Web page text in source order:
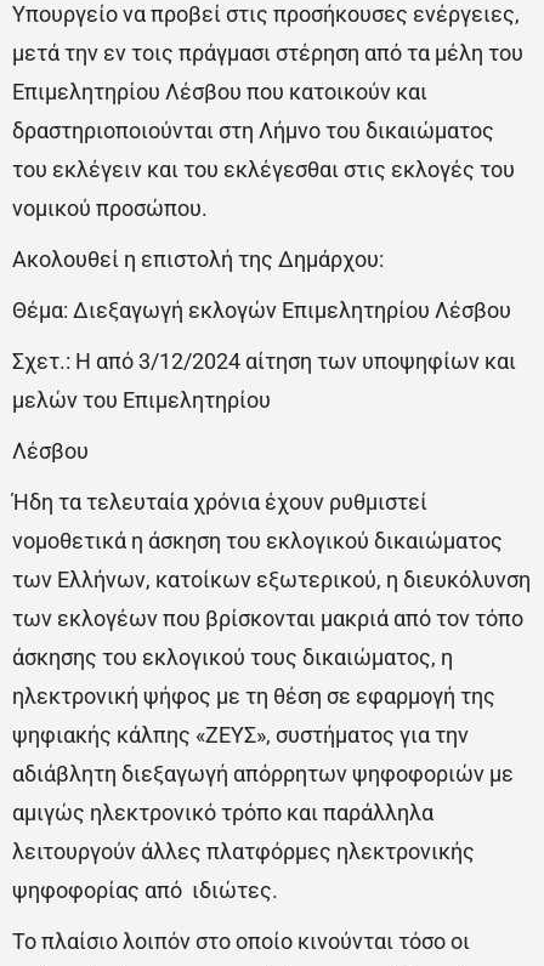
Υπουργείο να προβεί στις προσήκουσες ενέργειες,
μετά την εν τοις πράγμασι στέρηση από τα μέλη του
Επιμελητηρίου Λέσβου που κατοικούν και
δραστηριοποιούνται στη Λήμνο του δικαιώματος
του εκλέγειν και του εκλέγεσθαι στις εκλογές του
νομικού προσώπου.
Ακολουθεί η επιστολή της Δημάρχου:
Θέμα: Διεξαγωγή εκλογών Επιμελητηρίου Λέσβου
Σχετ.: Η από 3/12/2024 αίτηση των υποψηφίων και
μελών του Επιμελητηρίου
Λέσβου
Ήδη τα τελευταία χρόνια έχουν ρυθμιστεί
νομοθετικά η άσκηση του εκλογικού δικαιώματος
των Ελλήνων, κατοίκων εξωτερικού, η διευκόλυνση
των εκλογέων που βρίσκονται μακριά από τον τόπο
άσκησης του εκλογικού τους δικαιώματος, η
ηλεκτρονική ψήφος με τη θέση σε εφαρμογή της
ψηφιακής κάλπης «ΖΕΥΣ», συστήματος για την
αδιάβλητη διεξαγωγή απόρρητων ψηφοφοριών με
αμιγώς ηλεκτρονικό τρόπο και παράλληλα
λειτουργούν άλλες πλατφόρμες ηλεκτρονικής
ψηφοφορίας από ιδιώτες.
Το πλαίσιο λοιπόν στο οποίο κινούνται τόσο οι